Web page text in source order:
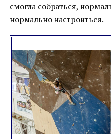
смогла собраться,
нормально настроиться.